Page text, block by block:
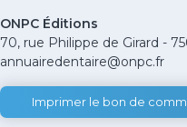
ONPC Éditions
70, rue Philippe de Girard -
annuairedentaire@onpc.fr
Imprimer le bon de